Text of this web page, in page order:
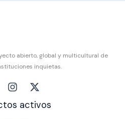
abierto, global y multicultural de
inquietas.
activos